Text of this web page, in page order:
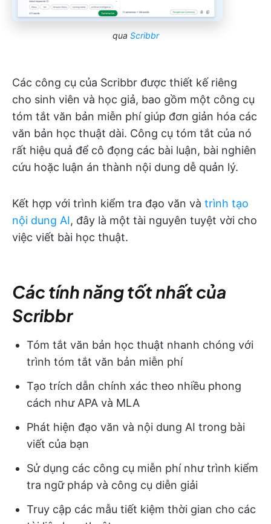
qua Scribbr
Các công cụ của Scribbr được thiết kế riêng
cho sinh viên và học giả, bao gồm một công cụ
tóm tắt văn bản miễn phí giúp đơn giản hóa các
văn bản học thuật dài. Công cụ tóm tắt của nó
rất hiệu quả để cô đọng các bài luận, bài nghiên
cứu hoặc luận án thành nội dung dễ quản lý.
Kết hợp với trình kiểm tra đạo văn và trình tạo
nội dung AI, đây là một tài nguyên tuyệt vời cho
việc viết bài học thuật.
Các tính năng tốt nhất của
Scribbr
Tóm tắt văn bản học thuật nhanh chóng với
trình tóm tắt văn bản miễn phí
Tạo trích dẫn chính xác theo nhiều phong
cách như APA và MLA
Phát hiện đạo văn và nội dung AI trong bài
viết của bạn
Sử dụng các công cụ miễn phí như trình kiểm
tra ngữ pháp và công cụ diễn giải
Truy cập các mẫu tiết kiệm thời gian cho các